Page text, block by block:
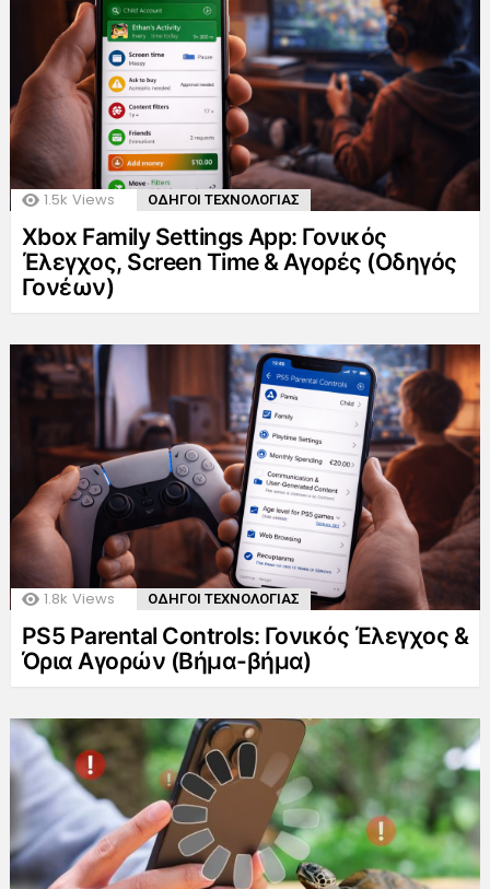
1.5k Views ΟΔΗΓΟΙ ΤΕΧΝΟΛΟΓΙΑΣ
Xbox Family Settings App: Γονικός
Έλεγχος, Screen Time & Αγορές (Οδηγός
Γονέων)
1.8k Views ΟΔΗΓΟΙ ΤΕΧΝΟΛΟΓΙΑΣ
PS5 Parental Controls: Γονικός Έλεγχος &
Όρια Αγορών (Βήμα-βήμα)